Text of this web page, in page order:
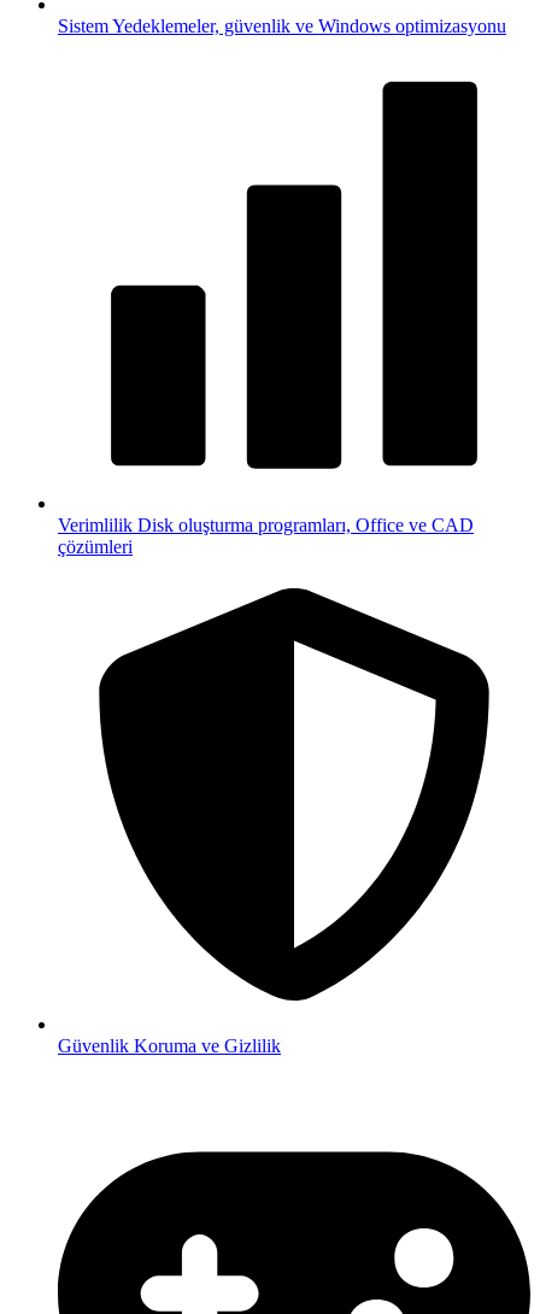
SistemYedeklemeler, güvenlik ve Windows optimizasyonu
Verimlilik Disk oluşturma programları, Office ve CAD
çözümleri
Güvenlik Koruma ve Gizlilik